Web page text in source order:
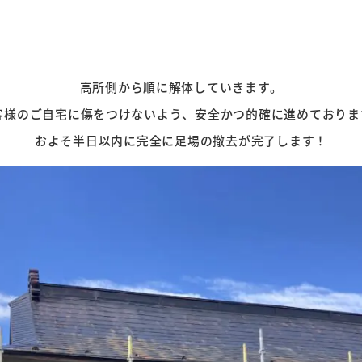
高所側から順に解体していきます。
様のご自宅に傷をつけないよう、安全かつ的確に進めておりま
およそ半日以内に完全に足場の撤去が完了します！